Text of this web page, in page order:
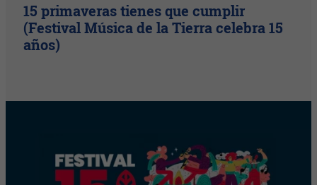
15 primaveras tienes que cumplir
(Festival Música de la Tierra celebra 15
años)